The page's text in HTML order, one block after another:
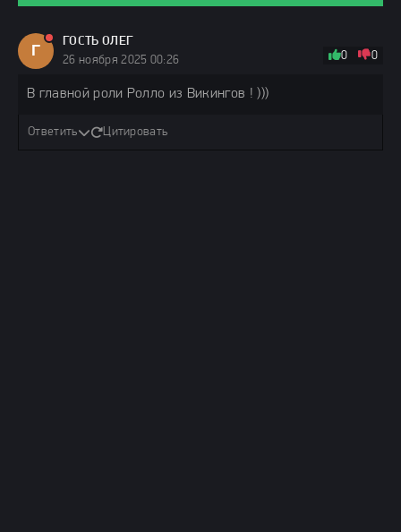
Г
ГОСТЬ ОЛЕГ
26 ноября 2025 00:26
0 0
В главной роли Ролло из Викингов ! )))
Ответить Цитировать